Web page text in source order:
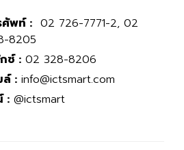
ศัพท์ : 02 726-7771-2, 02
8205
ซ์ : 02 328-8206
ล์ : info@ictsmart.com
: @ictsmart